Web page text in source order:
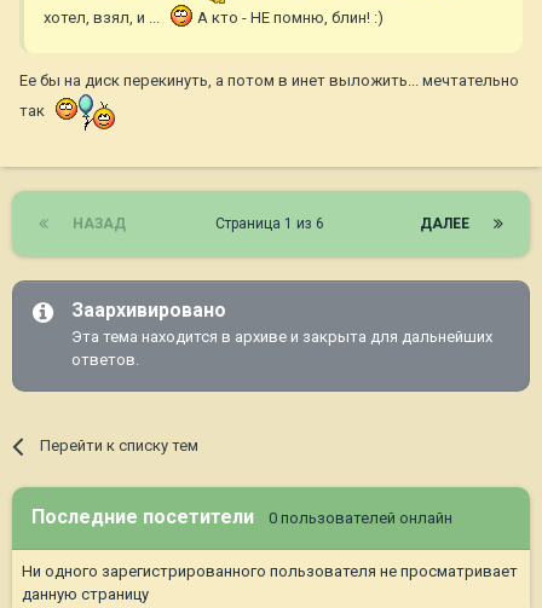
хотел, взял, и ...
А кто - НЕ помню, блин! :)
Ее бы на диск перекинуть, а потом в инет выложить... мечтательно
так
НАЗАД ДАЛЕЕ
Страница 1 из 6
Заархивировано
Эта тема находится в архиве и закрыта для дальнейших
ответов.
Перейти к списку тем
Последние посетители 0 пользователей онлайн
Ни одного зарегистрированного пользователя не просматривает
данную страницу